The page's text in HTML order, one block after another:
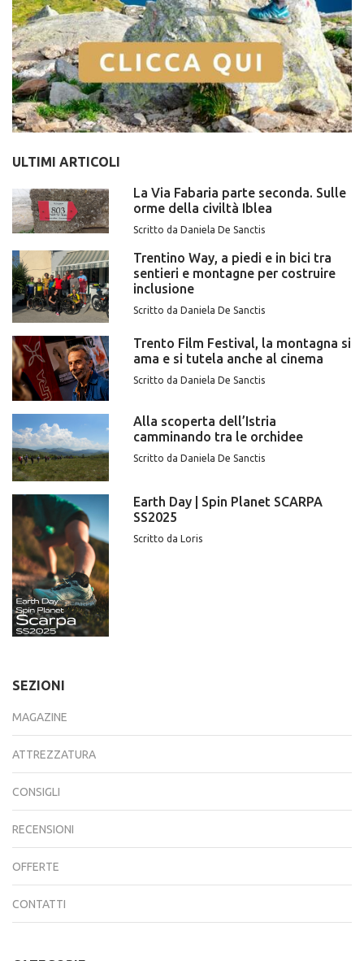
ULTIMI ARTICOLI
La Via Fabaria parte seconda. Sulle
orme della civiltà Iblea
Scritto da Daniela De Sanctis
Trentino Way, a piedi e in bici tra
sentieri e montagne per costruire
inclusione
Scritto da Daniela De Sanctis
Trento Film Festival, la montagna si
ama e si tutela anche al cinema
Scritto da Daniela De Sanctis
Alla scoperta dell’Istria
camminando tra le orchidee
Scritto da Daniela De Sanctis
Earth Day | Spin Planet SCARPA
SS2025
Scritto da Loris
SEZIONI
MAGAZINE
ATTREZZATURA
CONSIGLI
RECENSIONI
OFFERTE
CONTATTI